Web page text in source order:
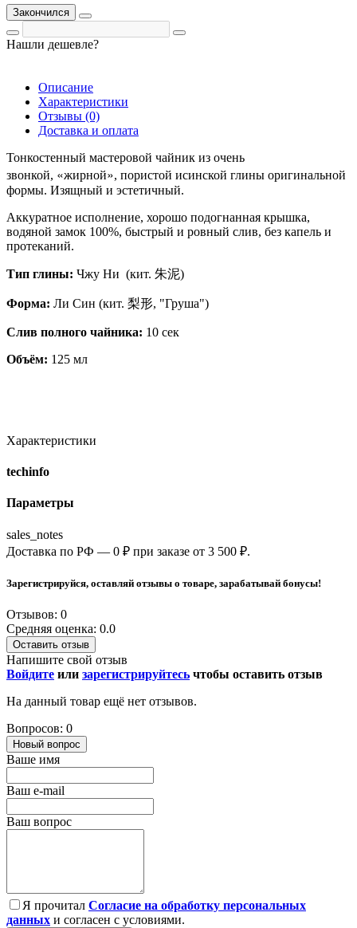
Закончился
Нашли дешевле?
Описание
Характеристики
Отзывы (0)
Доставка и оплата
Тонкостенный мастеровой чайник из очень
звонкой, «жирной», пористой исинской глины оригинальной
формы. Изящный и эстетичный.
Аккуратное исполнение, хорошо подогнанная крышка,
водяной замок 100%, быстрый и ровный слив, без капель и
протеканий.
Тип глины: Чжу Ни (кит. 朱泥)
Форма: Ли Син (кит. 梨形, "Груша")
Слив полного чайника: 10 сек
Объём: 125 мл
Характеристики
techinfo
Параметры
sales_notes
Доставка по РФ — 0 ₽ при заказе от 3 500 ₽.
Зарегистрируйся, оставляй отзывы о товаре, зарабатывай бонусы!
Отзывов: 0
Средняя оценка: 0.0
Оставить отзыв
Напишите свой отзыв
Войдите или зарегистрируйтесь чтобы оставить отзыв
На данный товар ещё нет отзывов.
Вопросов: 0
Новый вопрос
Ваше имя
Ваш e-mail
Ваш вопрос
Я прочитал Согласие на обработку персональных
данных и согласен с условиями.